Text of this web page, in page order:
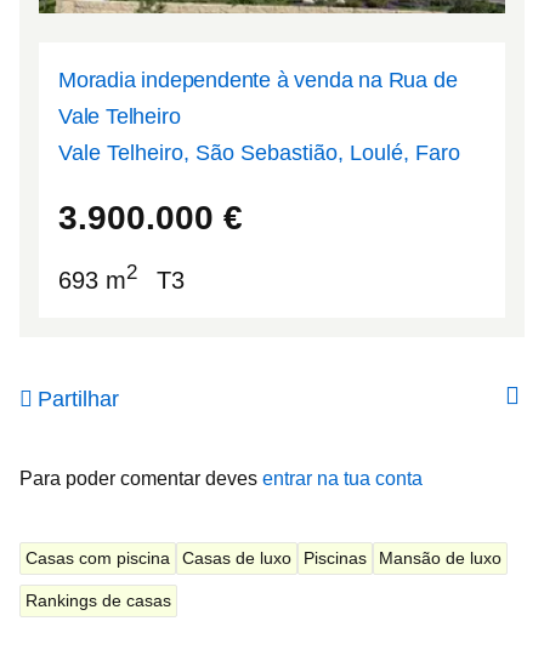
Moradia independente à venda na Rua de
Vale Telheiro
Vale Telheiro, São Sebastião, Loulé, Faro
3.900.000 €
693 m2 T3
Partilhar
Para poder comentar deves entrar na tua conta
Casas com piscina Casas de luxo Piscinas Mansão de luxo
Rankings de casas